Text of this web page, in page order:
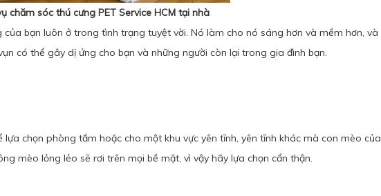
chăm sóc thú cưng PET Service HCM tại nhà
bạn luôn ở trong tình trạng tuyệt vời. Nó làm cho nó sáng hơn và mềm hơn, và
có thể gây dị ứng cho bạn và những người còn lại trong gia đình bạn.
chọn phòng tắm hoặc cho một khu vực yên tĩnh, yên tĩnh khác mà con mèo của
mèo lỏng lẻo sẽ rơi trên mọi bề mặt, vì vậy hãy lựa chọn cẩn thận.